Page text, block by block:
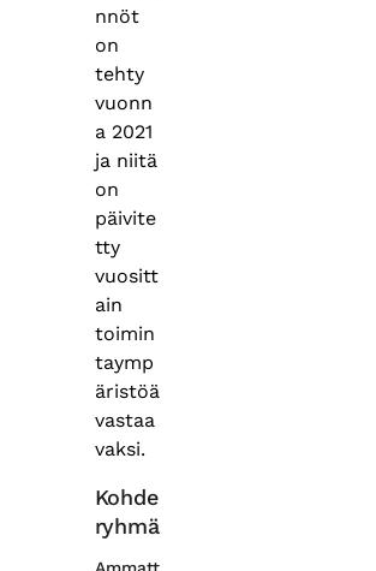
nnöt
on
tehty
vuonn
a 2021
ja niitä
on
päivite
tty
vuositt
ain
toimin
taymp
äristöä
vastaa
vaksi.
Kohde
ryhmä
Ammatt